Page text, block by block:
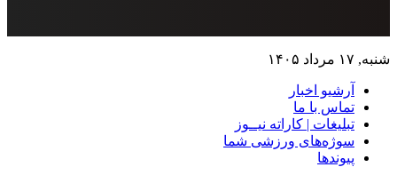
مرداد ۱۴۰۵
آرشیو اخبار
تماس‌ با‌ ما
تبلیغات | کاراته نیــوز
سوژه‌های ورزشی شما
پیوندها